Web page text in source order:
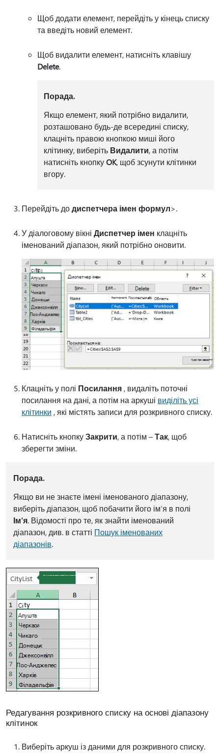
Щоб додати елемент, перейдіть у кінець списку
та введіть новий елемент.
Щоб видалити елемент, натисніть клавішу
Delete.
Порада.
Якщо елемент, який потрібно видалити,
розташовано будь-де всередині списку,
клацніть правою кнопкою миші його
клітинку, виберіть Видалити, а потім
натисніть кнопкуOK, щоб зсунути клітинки
вгору.
Перейдіть додиспетчера імен формул>.
У діалоговому вікні Диспетчер імен клацніть
іменований діапазон, який потрібно оновити.
Клацніть у полі Посилання , видаліть поточні
посилання на дані, а потім на аркуші виділіть усі
клітинки , які містять записи для розкривного списку.
Натисніть кнопкуЗакрити, а потім –Так, щоб
зберегти зміни.
Порада.
Якщо ви не знаєте імені іменованого діапазону,
виберіть діапазон, щоб побачити його ім’я в полі
Ім’я. Відомості про те, як знайти іменований
діапазон, див. в статті Пошук іменованих
діапазонів.
Редагування розкривного списку на основі діапазону
клітинок
Виберіть аркуш із даними для розкривного списку.